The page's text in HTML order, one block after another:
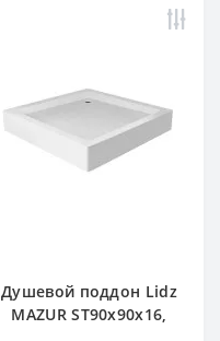
Душевой поддон Lidz
MAZUR ST90x90x16,